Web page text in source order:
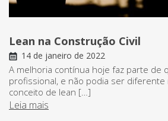
Lean na Construção Civil
14 de janeiro de 2022
A melhoria contínua hoje faz parte de
profissional, e não podia ser diferente
conceito de lean […]
Leia mais